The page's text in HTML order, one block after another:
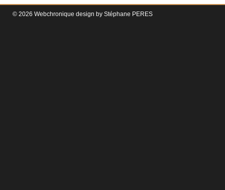
© 2026 Webchronique design by Stéphane PERES